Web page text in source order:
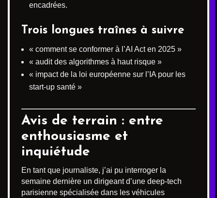
encadrées.
Trois longues traînes à suivre
« comment se conformer à l’AI Act en 2025 »
« audit des algorithmes à haut risque »
« impact de la loi européenne sur l’IA pour les
start-up santé »
Avis de terrain : entre
enthousiasme et
inquiétude
En tant que journaliste, j’ai pu interroger la
semaine dernière un dirigeant d’une deep-tech
parisienne spécialisée dans les véhicules